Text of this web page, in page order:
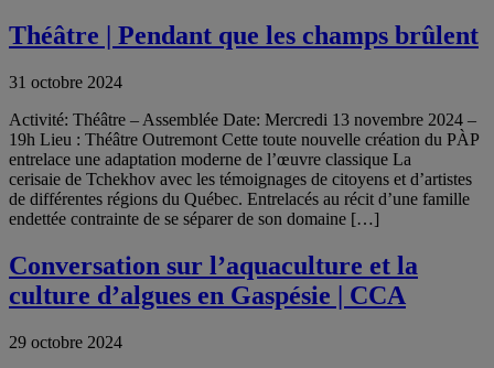
Théâtre | Pendant que les champs brûlent
31 octobre 2024
Activité: Théâtre – Assemblée Date: Mercredi 13 novembre 2024 –
19h Lieu : Théâtre Outremont Cette toute nouvelle création du PÀP
entrelace une adaptation moderne de l’œuvre classique La
cerisaie de Tchekhov avec les témoignages de citoyens et d’artistes
de différentes régions du Québec. Entrelacés au récit d’une famille
endettée contrainte de se séparer de son domaine […]
Conversation sur l’aquaculture et la
culture d’algues en Gaspésie | CCA
29 octobre 2024